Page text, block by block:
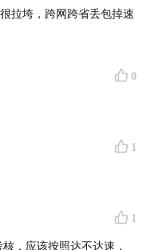
拉垮，跨网跨省丢包掉速
0
1
1
，应该按照达不达速，